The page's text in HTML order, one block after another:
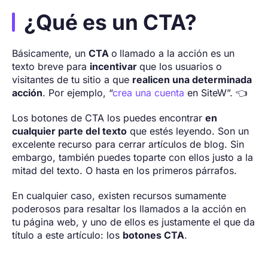
¿Qué es un CTA?
Básicamente, un CTA o llamado a la acción es un
texto breve para incentivar que los usuarios o
visitantes de tu sitio a que realicen una determinada
acción. Por ejemplo, “crea una cuenta en SiteW”. 👈
Los botones de CTA los puedes encontrar en
cualquier parte del texto que estés leyendo. Son un
excelente recurso para cerrar artículos de blog. Sin
embargo, también puedes toparte con ellos justo a la
mitad del texto. O hasta en los primeros párrafos.
En cualquier caso, existen recursos sumamente
poderosos para resaltar los llamados a la acción en
tu página web, y uno de ellos es justamente el que da
título a este artículo: los botones CTA.